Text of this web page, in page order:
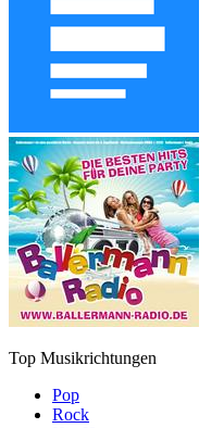
Top Musikrichtungen
Pop
Rock